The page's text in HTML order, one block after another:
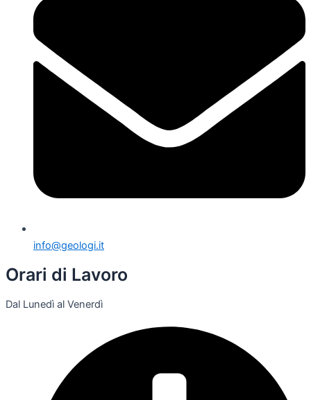
info@geologi.it
Orari di Lavoro
Dal Lunedì al Venerdì